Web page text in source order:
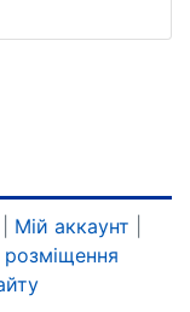
отдых
Мій аккаунт